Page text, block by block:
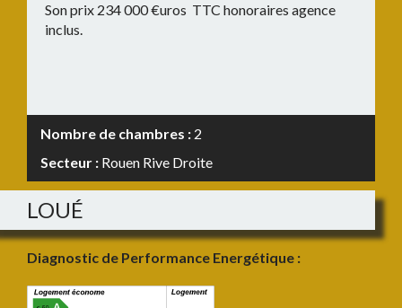
Son prix 234 000 €uros TTC honoraires agence
inclus.
Nombre de chambres : 2
Secteur : Rouen Rive Droite
LOUÉ
Diagnostic de Performance Energétique :